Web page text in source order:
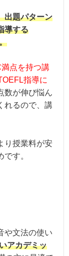
駅」より徒歩7
代々木2-20-12 4
新宿駅」より徒
より徒歩1分
数の定員に達
出題パターン
導する
点を持つ講
指導に
数が伸び悩ん
れるので、講
り授業料が安
す。
や文法の使い
アカデミッ